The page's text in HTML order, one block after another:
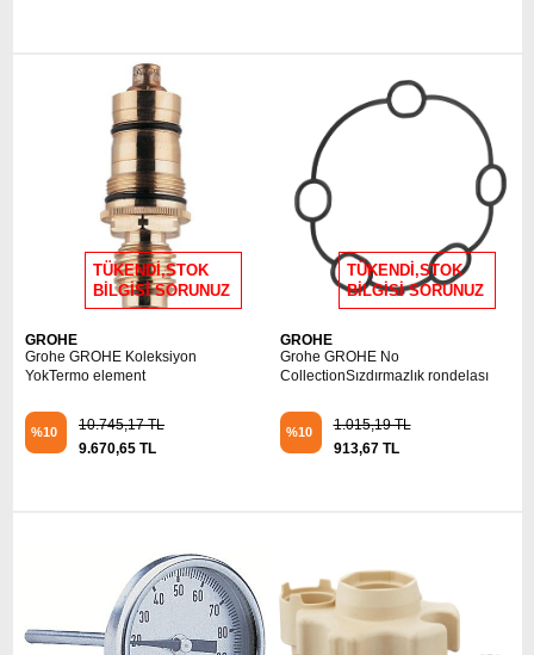
TÜKENDİ,STOK
BİLGİSİ SORUNUZ
GROHE
Grohe GROHE Koleksiyon
YokTermo element
%10
10.745,17 TL
9.670,65 TL
TÜKENDİ,STOK
BİLGİSİ SORUNUZ
GROHE
Grohe GROHE No
CollectionSızdırmazlık rondelası
%10
1.015,19 TL
913,67 TL